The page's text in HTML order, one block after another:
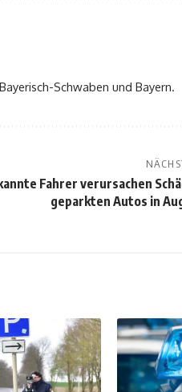
Schwaben und Bayern.
Fahrer verursachen
geparkten Autos in